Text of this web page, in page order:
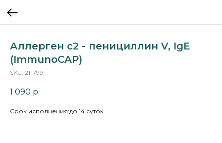
Аллерген c2 - пенициллин V, IgE
(ImmunoCAP)
SKU: 21-799
1 090 р.
Cрок исполнения:до 14 суток